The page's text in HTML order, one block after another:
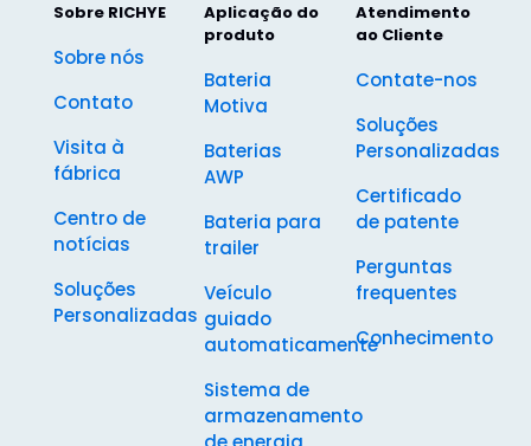
Sobre RICHYE
Sobre nós
Contato
Visita à
fábrica
Centro de
notícias
Soluções
Personalizadas
Aplicação do
produto
Bateria
Motiva
Baterias
AWP
Bateria para
trailer
Veículo
guiado
automaticamente
Sistema de
armazenamento
Atendimento
ao Cliente
Contate-nos
Soluções
Personalizadas
Certificado
de patente
Perguntas
frequentes
Conhecimento